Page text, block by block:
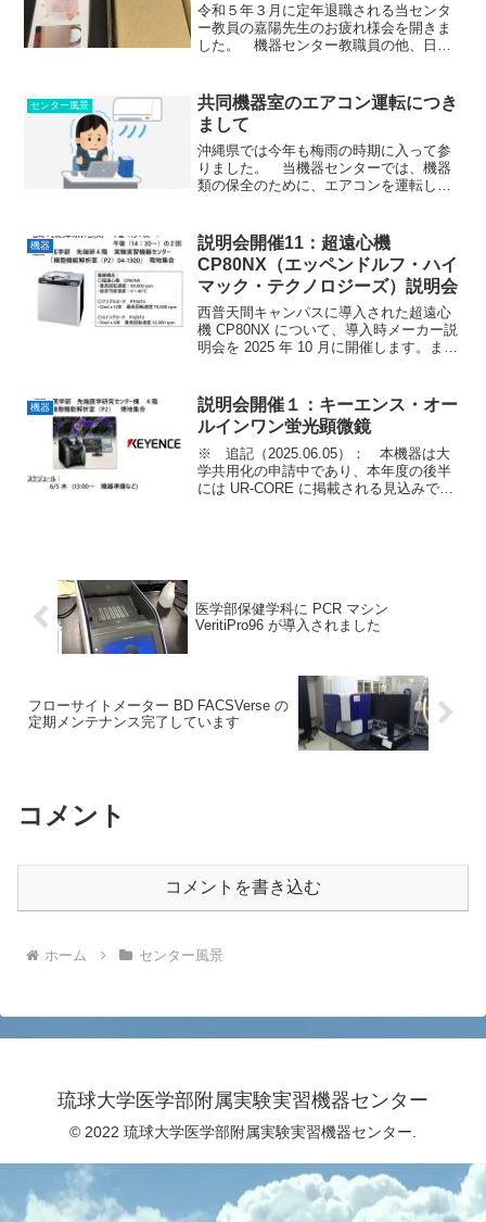
令和５年３月に定年退職される当センタ
ー教員の嘉陽先生のお疲れ様会を開きま
した。 機器センター教職員の他、日頃
た。ありがとうございます。 嘉陽先
生、長年に渡って当実験実習...
センター風景
共同機器室のエアコン運転につき
まして
沖縄県では今年も梅雨の時期に入って参
りました。 当機器センターでは、機器
類の保全のために、エアコンを運転して
ング機器や DNA シークエンサーの保全の
ために...
機器
説明会開催11：超遠心機
CP80NX（エッペンドルフ・ハイ
マック・テクノロジーズ）説明会
西普天間キャンパスに導入された超遠心
機 CP80NX について、導入時メーカー説
明会を 2025 年 10 月に開催します。また
す。 よろしくお願い致します（機器セ
ンター...
機器
説明会開催１：キーエンス・オー
ルインワン蛍光顕微鏡
※ 追記（2025.06.05）： 本機器は大
学共用化の申請中であり、本年度の後半
には UR-CORE に掲載される見込みです
医学部保健学科に PCR マシン
VeritiPro96 が導入されました
フローサイトメーター BD FACSVerse の
定期メンテナンス完了しています
コメント
コメントを書き込む
ホーム センター風景
琉球大学医学部附属実験実習機器センター
© 2022 琉球大学医学部附属実験実習機器センター.